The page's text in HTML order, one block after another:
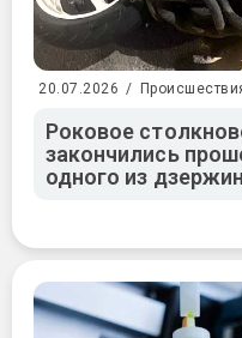
20.07.2026 /
Роковое
закончились
одного из